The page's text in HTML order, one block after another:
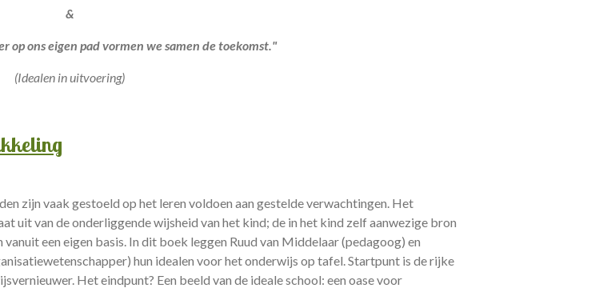
&
op ons eigen pad vormen we samen de toekomst."
(Idealen in uitvoering)
zijn vaak gestoeld op het leren voldoen aan gestelde verwachtingen. Het
uit van de onderliggende wijsheid van het kind; de in het kind zelf aanwezige bron
een eigen basis. In dit boek leggen Ruud van Middelaar (pedagoog) en
hun idealen voor het onderwijs op tafel. Startpunt is de rijke
Het eindpunt? Een beeld van de ideale school: een oase voor